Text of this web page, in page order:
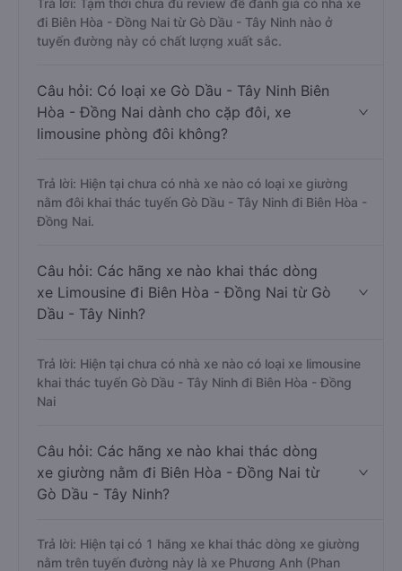
Trả lời: Tạm thời chưa đủ review để đánh giá có nhà xe
đi Biên Hòa - Đồng Nai từ Gò Dầu - Tây Ninh nào ở
tuyến đường này có chất lượng xuất sắc.
Câu hỏi: Có loại xe Gò Dầu - Tây Ninh Biên
Hòa - Đồng Nai dành cho cặp đôi, xe
limousine phòng đôi không?
Trả lời: Hiện tại chưa có nhà xe nào có loại xe giường
nằm đôi khai thác tuyến Gò Dầu - Tây Ninh đi Biên Hòa -
Đồng Nai.
Câu hỏi: Các hãng xe nào khai thác dòng
xe Limousine đi Biên Hòa - Đồng Nai từ Gò
Dầu - Tây Ninh?
Trả lời: Hiện tại chưa có nhà xe nào có loại xe limousine
khai thác tuyến Gò Dầu - Tây Ninh đi Biên Hòa - Đồng
Nai
Câu hỏi: Các hãng xe nào khai thác dòng
xe giường nằm đi Biên Hòa - Đồng Nai từ
Gò Dầu - Tây Ninh?
Trả lời: Hiện tại có 1 hãng xe khai thác dòng xe giường
nằm trên tuyến đường này là xe Phương Anh (Phan